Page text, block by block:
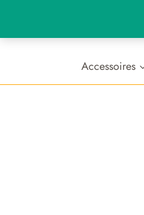
springen
Accessoires